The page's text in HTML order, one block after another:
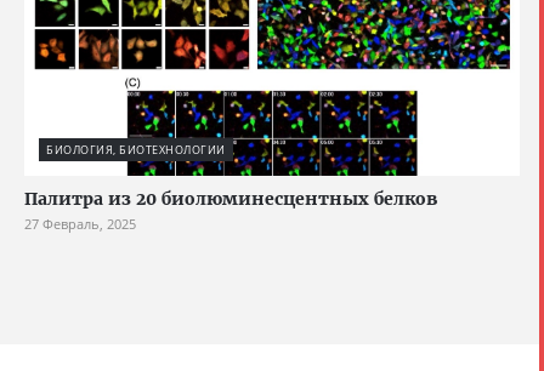
БИОЛОГИЯ, БИОТЕХНОЛОГИИ
Палитра из 20 биолюминесцентных белков
27 Февраль, 2025